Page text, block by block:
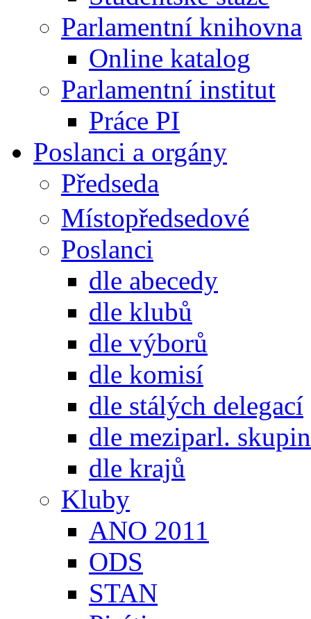
Parlamentní knihovna
Online katalog
Parlamentní institut
Práce PI
Poslanci a orgány
Předseda
Místopředsedové
Poslanci
dle abecedy
dle klubů
dle výborů
dle komisí
dle stálých delegací
dle meziparl. skupin
dle krajů
Kluby
ANO 2011
ODS
STAN